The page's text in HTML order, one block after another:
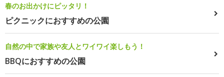
春のお出かけにピッタリ！
ピクニックにおすすめの公園
自然の中で家族や友人とワイワイ楽しもう！
BBQにおすすめの公園